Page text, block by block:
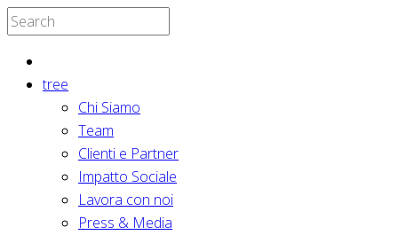
tree
Chi Siamo
Team
Clienti e Partner
Impatto Sociale
Lavora con noi
Press & Media